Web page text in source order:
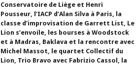
Conservatoire de Liège et Henri
Pousseur, l’IACP d’Alan Silva à Paris, la
classe d’improvisation de Garrett List, Le
Lion s’envoile, les bourses à Woodstock
et à Madras, Baklava et la rencontre avec
Michel Massot, le quartet Collectif du
Lion, Trio Bravo avec Fabrizio Cassol, la